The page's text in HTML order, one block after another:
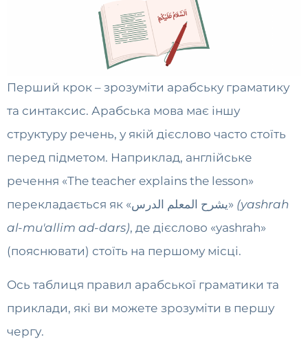
Перший крок – зрозуміти арабську граматику
та синтаксис. Арабська мова має іншу
структуру речень, у якій дієслово часто стоїть
перед підметом. Наприклад, англійське
речення «The teacher explains the lesson»
перекладається як «يشرح المعلم الدرس» (yashrah
al-mu'allim ad-dars), де дієслово «yashrah»
(пояснювати) стоїть на першому місці.
Ось таблиця правил арабської граматики та
приклади, які ви можете зрозуміти в першу
чергу.